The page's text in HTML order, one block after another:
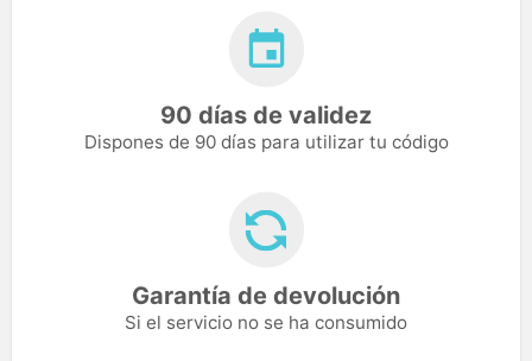
90 días de validez
Dispones de 90 días para utilizar tu código
Garantía de devolución
Si el servicio no se ha consumido